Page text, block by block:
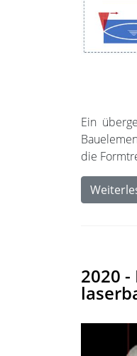
Ein
die
2020